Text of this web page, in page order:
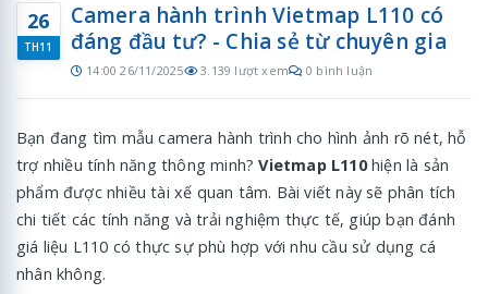
26
TH11
Camera hành trình Vietmap L110 có
đáng đầu tư? - Chia sẻ từ chuyên gia
14:00 26/11/2025 3.139 lượt xem 0 bình luận
Bạn đang tìm mẫu camera hành trình cho hình ảnh rõ nét, hỗ
trợ nhiều tính năng thông minh?Vietmap L110hiện là sản
phẩm được nhiều tài xế quan tâm. Bài viết này sẽ phân tích
chi tiết các tính năng và trải nghiệm thực tế, giúp bạn đánh
giá liệu L110 có thực sự phù hợp với nhu cầu sử dụng cá
nhân không.